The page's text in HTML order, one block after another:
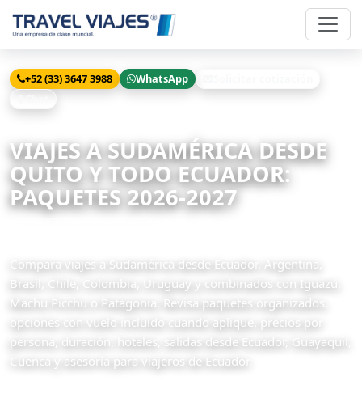
+52 (33) 3647 3988 WhatsApp
VIAJES A SUDAMÉRICA DESDE
QUITO Y TODO ECUADOR:
PAQUETES 2026-2027
Compara viajes a Sudamérica desde Ecuador, Argentina,
Brasil, Chile, Colombia, Uruguay y combinados con Iguazú,
Machu Picchu o Patagonia. Revisa paquetes organizados,
opciones con vuelo incluido cuando aplique, precios por
persona, duración, hoteles, salidas desde Ecuador, Guayaquil,
Cuenca y asesoría para viajeros de Ecuador.